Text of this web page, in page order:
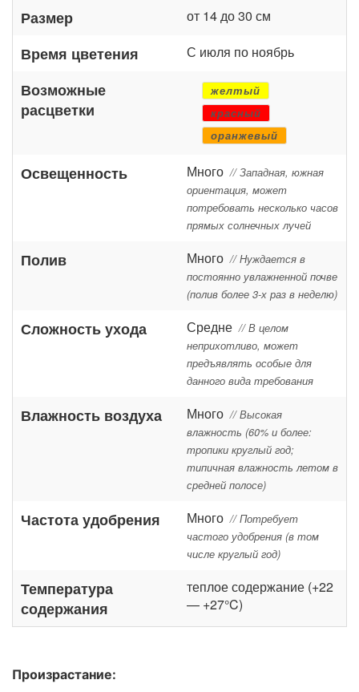
Размер от 14 до 30 см
Время цветения С июля по ноябрь
Возможные
расцветки
желтый
красный
оранжевый
Освещенность Много // Западная, южная
ориентация, может
потребовать несколько часов
прямых солнечных лучей
Полив Много // Нуждается в
постоянно увлажненной почве
(полив более 3-х раз в неделю)
Сложность ухода Средне // В целом
неприхотливо, может
предъявлять особые для
данного вида требования
Влажность воздуха Много // Высокая
влажность (60% и более:
тропики круглый год;
типичная влажность летом в
средней полосе)
Частота удобрения Много // Потребует
частого удобрения (в том
числе круглый год)
Температура
содержания
теплое содержание (+22
— +27°C)
Произрастание: